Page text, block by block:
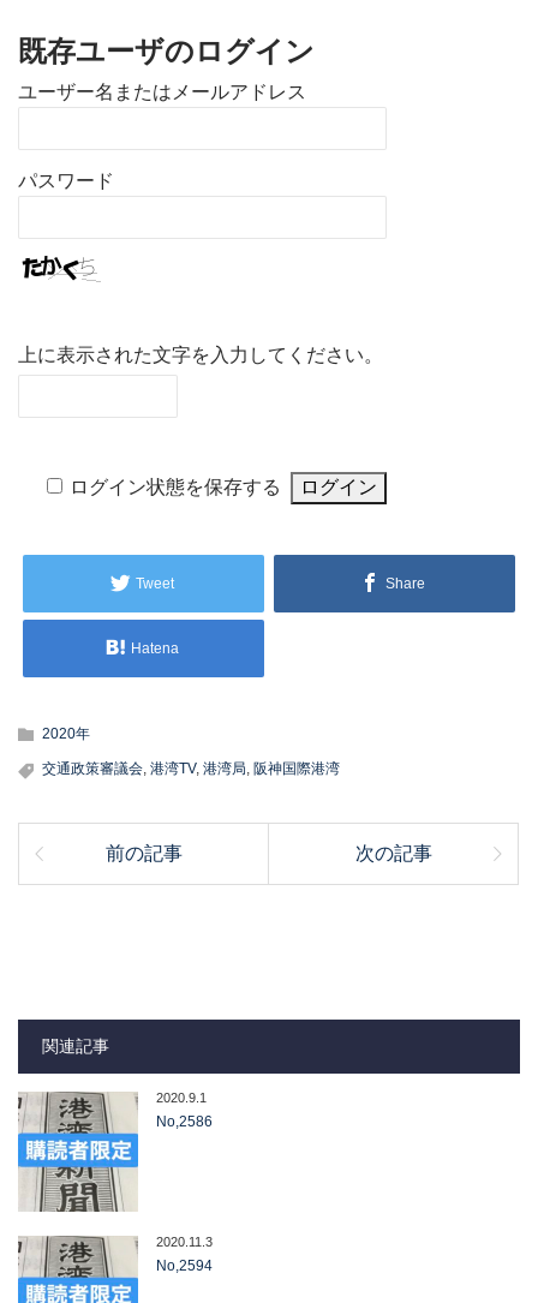
既存ユーザのログイン
ユーザー名またはメールアドレス
パスワード
上に表示された文字を入力してください。
ログイン状態を保存する
Tweet Share
Hatena
2020年
交通政策審議会, 港湾TV, 港湾局, 阪神国際港湾
前の記事 次の記事
関連記事
2020.9.1
No,2586
2020.11.3
No,2594